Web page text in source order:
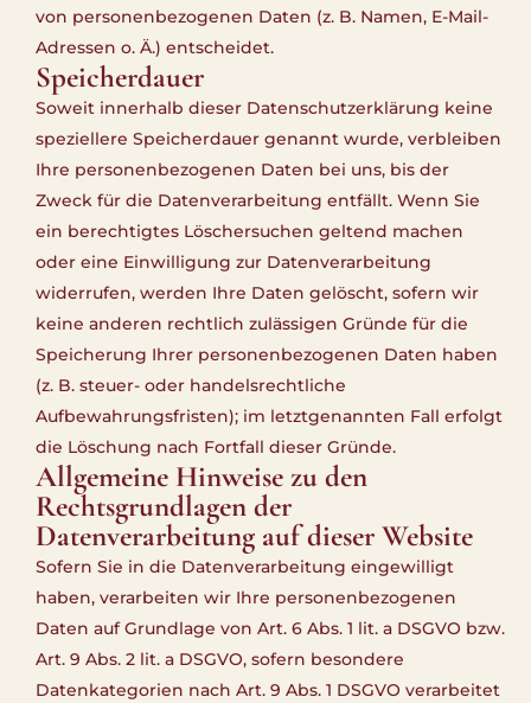
von personenbezogenen Daten (z. B. Namen, E-Mail-
Adressen o. Ä.) entscheidet.
Speicherdauer
Soweit innerhalb dieser Datenschutzerklärung keine
speziellere Speicherdauer genannt wurde, verbleiben
Ihre personenbezogenen Daten bei uns, bis der
Zweck für die Datenverarbeitung entfällt. Wenn Sie
ein berechtigtes Löschersuchen geltend machen
oder eine Einwilligung zur Datenverarbeitung
widerrufen, werden Ihre Daten gelöscht, sofern wir
keine anderen rechtlich zulässigen Gründe für die
Speicherung Ihrer personenbezogenen Daten haben
(z. B. steuer- oder handelsrechtliche
Aufbewahrungsfristen); im letztgenannten Fall erfolgt
die Löschung nach Fortfall dieser Gründe.
Allgemeine Hinweise zu den
Rechtsgrundlagen der
Datenverarbeitung auf dieser Website
Sofern Sie in die Datenverarbeitung eingewilligt
haben, verarbeiten wir Ihre personenbezogenen
Daten auf Grundlage von Art. 6 Abs. 1 lit. a DSGVO bzw.
Art. 9 Abs. 2 lit. a DSGVO, sofern besondere
Datenkategorien nach Art. 9 Abs. 1 DSGVO verarbeitet